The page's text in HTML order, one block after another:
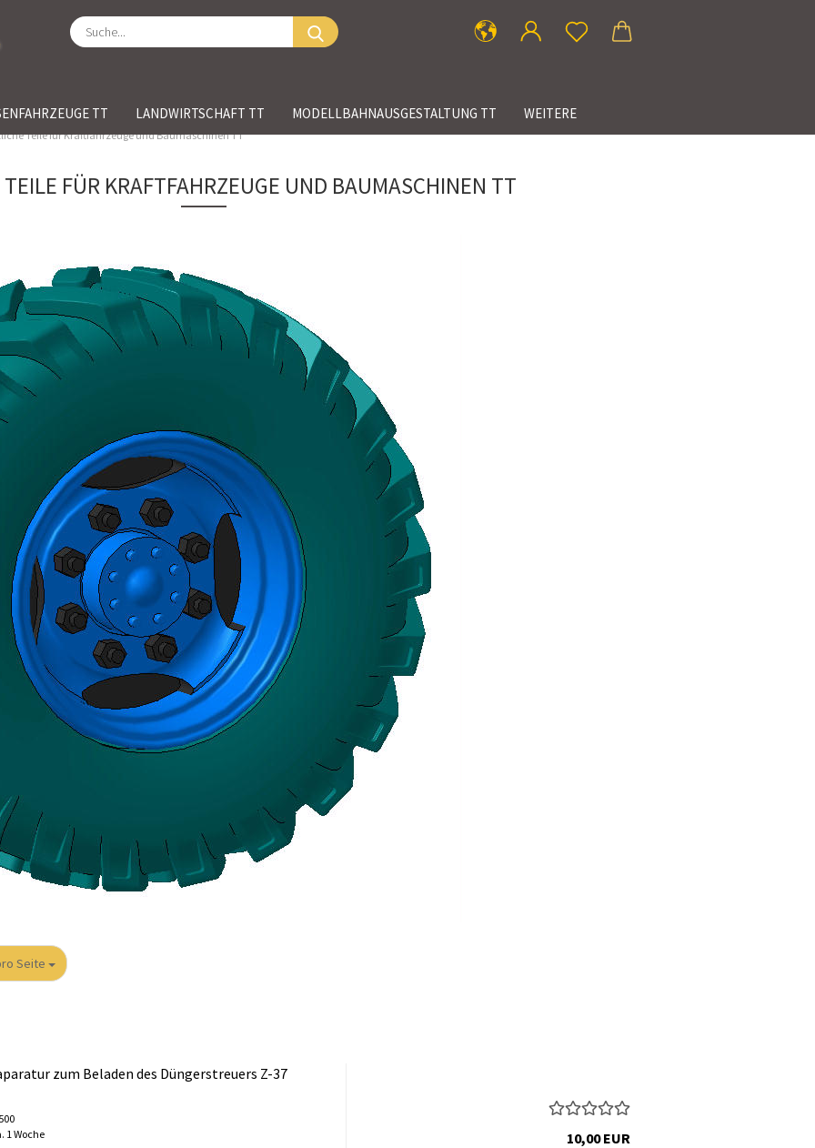
Suche...
TT LANDWIRTSCHAFT TT MODELLBAHNAUSGESTALTUNG TT WEITERE
Teile für Kraftfahrzeuge und Baumaschinen TT
FÜR KRAFTFAHRZEUGE UND BAUMASCHINEN TT
Seite
zum Beladen des Düngerstreuers Z-37
1 Woche 10,00 EUR